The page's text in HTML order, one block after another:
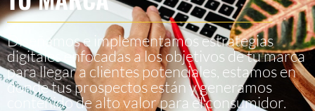
Diseñamos e implementamos estrategias
digitales enfocadas a los objetivos de tu marca
para llegar a clientes potenciales, estamos en
donde tus prospectos están y generamos
contenido de alto valor para el consumidor.